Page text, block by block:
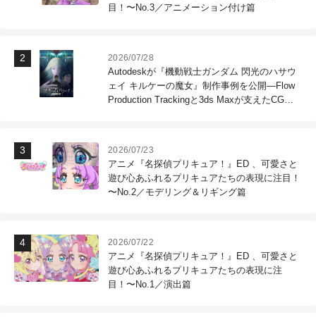
目！〜No.3／アニメーション付け篇
2026/07/28
Autodeskが『機動戦士ガンダム 閃光のハサウ
ェイ キルケーの魔女』制作事例を公開―Flow
Production Trackingと3ds Maxが支えたCG制
2026/07/23
アニメ『名探偵プリキュア！』ED 、可愛さと
遊び心あふれるプリキュアたちの表現に注目！
〜No.2／モデリング＆リギング篇
2026/07/22
アニメ『名探偵プリキュア！』ED 、可愛さと
遊び心あふれるプリキュアたちの表現に注
目！〜No.1／演出篇